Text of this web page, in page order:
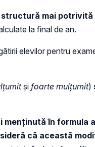
mai
la final de an.
elevilor pentru
și foarte mulțumit)
menținută în formula
că această